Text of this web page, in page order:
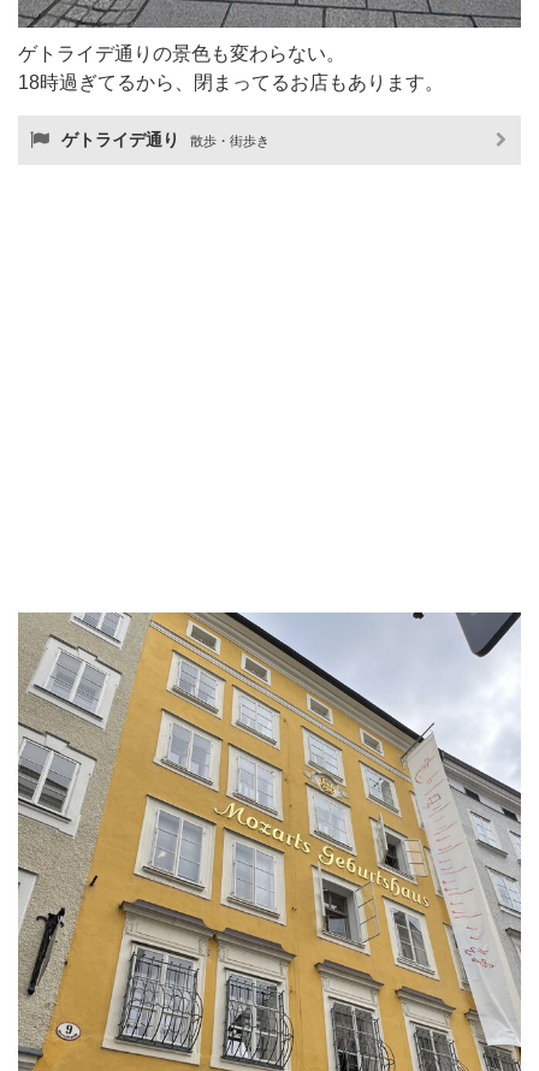
ゲトライデ通りの景色も変わらない。
18時過ぎてるから、閉まってるお店もあります。
ゲトライデ通り 散歩・街歩き